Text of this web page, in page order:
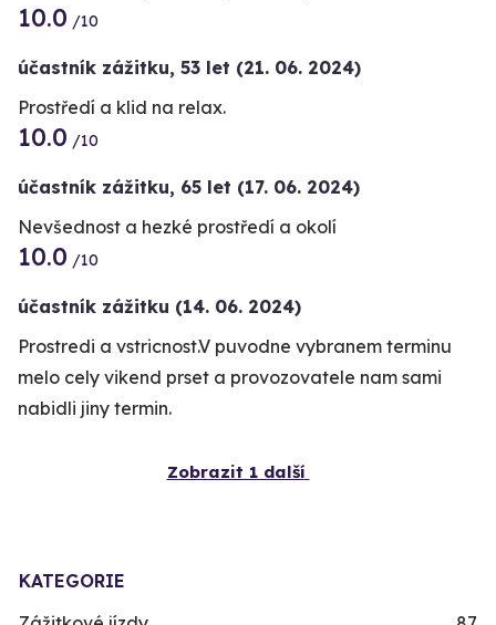
10.0 /10
účastník zážitku, 53 let (21. 06. 2024)
Prostředí a klid na relax.
10.0 /10
účastník zážitku, 65 let (17. 06. 2024)
Nevšednost a hezké prostředí a okolí
10.0 /10
účastník zážitku (14. 06. 2024)
Prostredi a vstricnost.V puvodne vybranem terminu
melo cely vikend prset a provozovatele nam sami
nabidli jiny termin.
Zobrazit 1 další
KATEGORIE